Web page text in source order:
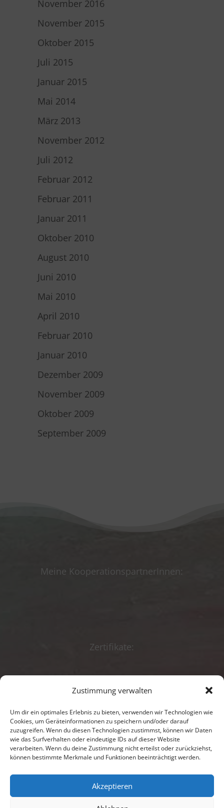
Zustimmung verwalten
Um dir ein optimales Erlebnis zu bieten, verwenden wir Technologien wie
Cookies, um Geräteinformationen zu speichern und/oder darauf
zuzugreifen. Wenn du diesen Technologien zustimmst, können wir Daten
wie das Surfverhalten oder eindeutige IDs auf dieser Website
verarbeiten. Wenn du deine Zustimmung nicht erteilst oder zurückziehst,
können bestimmte Merkmale und Funktionen beeinträchtigt werden.
Akzeptieren
November 2016
November 2015
Oktober 2015
Juli 2015
Januar 2015
Mai 2014
März 2013
November 2012
Juli 2012
Februar 2012
Februar 2011
Januar 2011
Oktober 2010
August 2010
Juni 2010
Mai 2010
April 2010
Februar 2010
Januar 2010
Dezember 2009
November 2009
Oktober 2009
September 2009
Meine KooperationspartnerInnen:
Zertifikate:
Beratungsförderun
Impressum
Datenschutz
Anredeerklärung